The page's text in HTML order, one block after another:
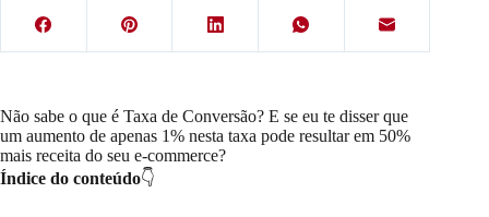
Não sabe o que é Taxa de Conversão? E se eu te disser que
um aumento de apenas 1% nesta taxa pode resultar em 50%
mais receita do seu e-commerce?
Índice do conteúdo👇